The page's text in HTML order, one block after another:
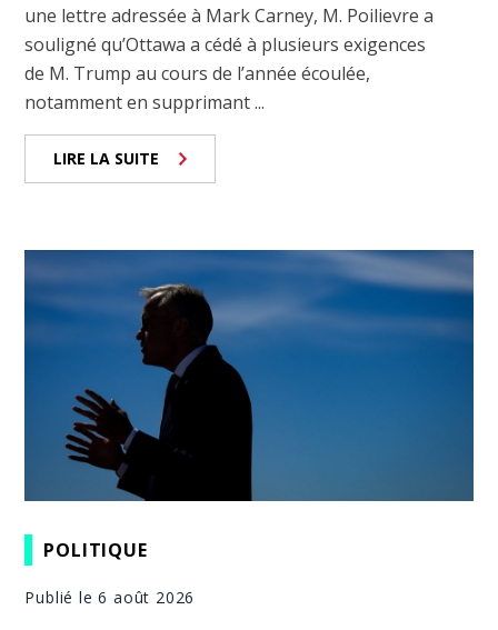
une lettre adressée à Mark Carney, M. Poilievre a
souligné qu’Ottawa a cédé à plusieurs exigences
de M. Trump au cours de l’année écoulée,
notamment en supprimant ...
LIRE LA SUITE
POLITIQUE
Publié le 6 août 2026